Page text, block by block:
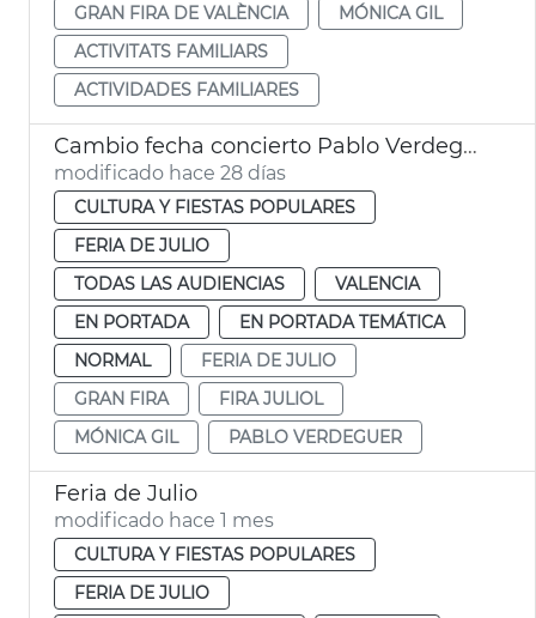
GRAN FIRA DE VALÈNCIA
MÓNICA GIL
ACTIVITATS FAMILIARS
ACTIVIDADES FAMILIARES
Cambio fecha concierto Pablo Verdeguer Fira València
modificado hace 28 días
CULTURA Y FIESTAS POPULARES
FERIA DE JULIO
TODAS LAS AUDIENCIAS
VALENCIA
EN PORTADA
EN PORTADA TEMÁTICA
NORMAL
FERIA DE JULIO
GRAN FIRA
FIRA JULIOL
MÓNICA GIL
PABLO VERDEGUER
Feria de Julio
modificado hace 1 mes
CULTURA Y FIESTAS POPULARES
FERIA DE JULIO